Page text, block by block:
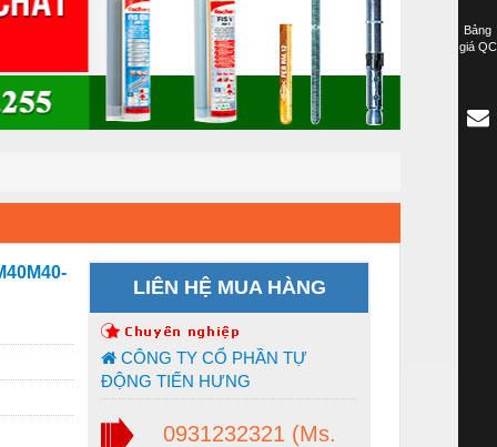
LIÊN HỆ MUA HÀNG
CÔNG TY CỔ PHẦN TỰ
ĐỘNG TIẾN HƯNG
0931232321 (Ms.
Bảng
giá QC